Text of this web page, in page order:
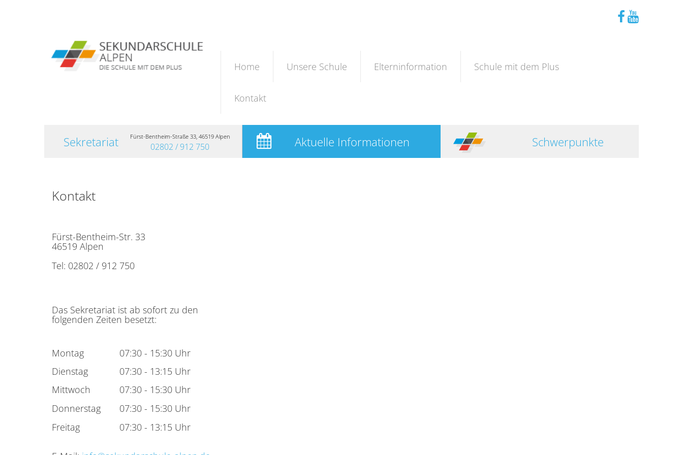
Home Unsere Schule Elterninformation Schule mit dem Plus
Kontakt
Sekretariat Fürst-Bentheim-Straße 33, 46519 Alpen
02802 / 912 750 Aktuelle Informationen Schwerpunkte
Kontakt
Fürst-Bentheim-Str. 33
46519 Alpen
Tel: 02802 / 912 750
Das Sekretariat ist ab sofort zu den
folgenden Zeiten besetzt:
Montag
07:30 - 15:30 Uhr
Dienstag
07:30 - 13:15 Uhr
Mittwoch
07:30 - 15:30 Uhr
Donnerstag
07:30 - 15:30 Uhr
Freitag
07:30 - 13:15 Uhr